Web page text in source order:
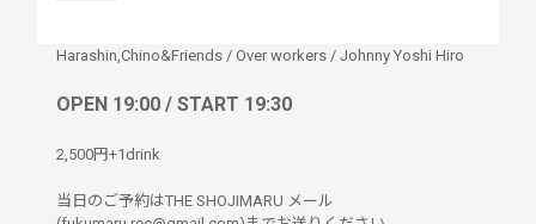
Harashin,Chino&Friends / Over workers / Johnny Yoshi Hiro
OPEN 19:00 / START 19:30
2,500円+1drink
当日のご予約はTHE SHOJIMARU メール